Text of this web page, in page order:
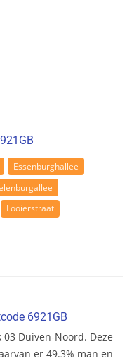
Essenburghallee
Looierstraat
6921GB
Duiven-Noord. Deze
er 49.3% man en